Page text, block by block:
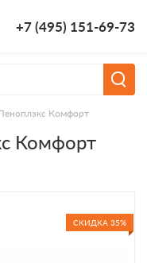
+7 (495) 151-69-73
Комфорт
Комфорт
СКИДКА 35%